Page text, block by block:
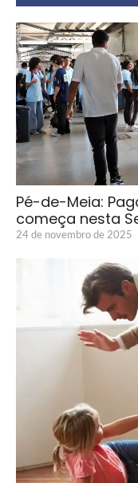
Pé-de-Meia:
começa nesta
24 de novembro de 2025